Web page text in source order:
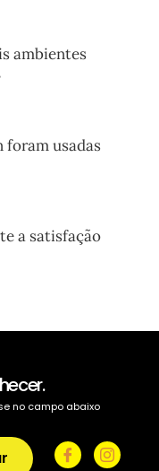
ambientes
foram usadas
a satisfação
no campo abaixo